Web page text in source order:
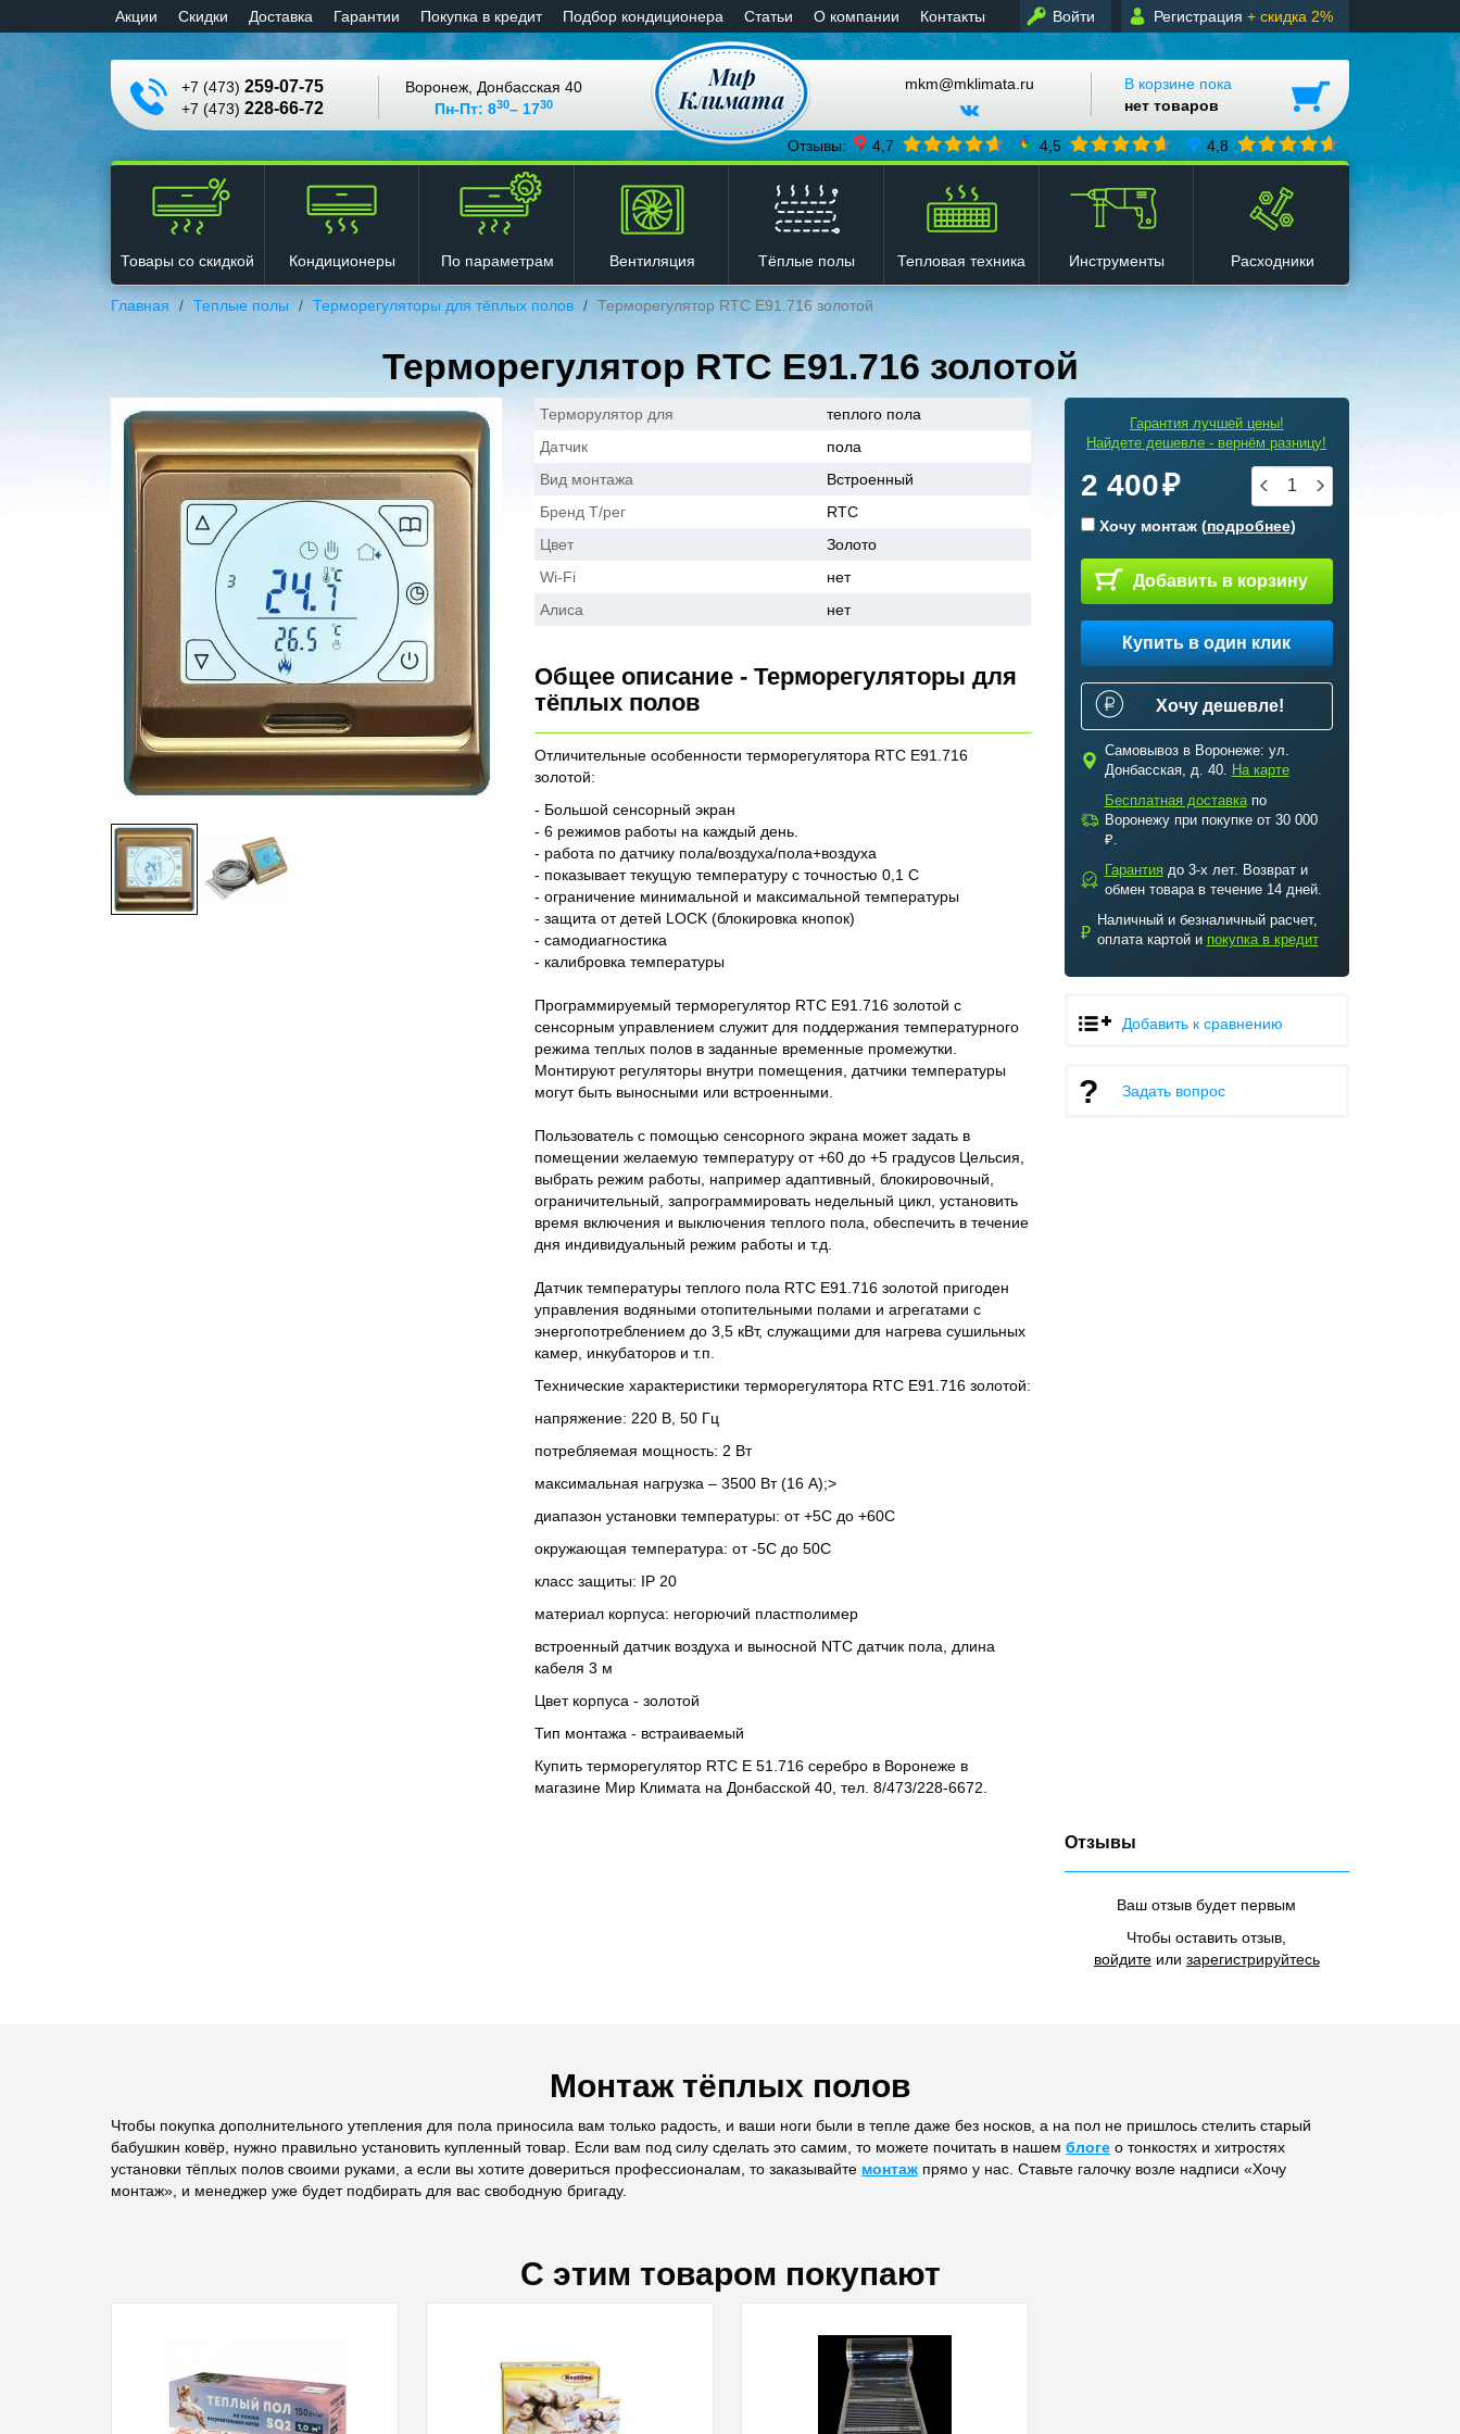
Войти Регистрация + скидка 2%
Aкции Cкидки Доставка Гарантии Покупка в кредит Подбор кондиционера Статьи О компании Контакты
+7 (473) 259-07-75
+7 (473) 228-66-72
Воронеж, Донбасская 40
Пн-Пт: 830– 1730
mkm@mklimata.ru
В корзине пока
нет товаров
Отзывы: 4,7 4,5 4,8
Товары со скидкой Кондиционеры По параметрам Вентиляция Тёплые полы Тепловая техника Инструменты Расходники
Главная Теплые полы Терморегуляторы для тёплых полов Терморегулятор RTC Е91.716 золотой
Терморегулятор RTC Е91.716 золотой
Гарантия лучшей цены!
Найдете дешевле - вернём разницу!
2 400
Хочу монтаж (подробнее)
Добавить в корзину
Купить в один клик
Хочу дешевле!
c
Самовывоз в Воронеже: ул.
Донбасская, д. 40. На карте
a
Бесплатная доставкапо
Воронежу при покупке от 30 000
₽.
b
Гарантиядо 3-х лет. Возврат и
обмен товара в течение 14 дней.
₽
Наличный и безналичный расчет,
оплата картой и покупка в кредит
Добавить к сравнению
Задать вопрос
Терморулятор для
теплого пола
Датчик
пола
Вид монтажа
Встроенный
Бренд Т/рег
RTC
Цвет
Золото
Wi-Fi
нет
Алиса
нет
Общее описание - Терморегуляторы для
тёплых полов
Отличительные особенности терморегулятора RTC E91.716
золотой:
- Большой сенсорный экран
- 6 режимов работы на каждый день.
- работа по датчику пола/воздуха/пола+воздуха
- показывает текущую температуру с точностью 0,1 С
- ограничение минимальной и максимальной температуры
- защита от детей LOCK (блокировка кнопок)
- самодиагностика
- калибровка температуры
Программируемый терморегулятор RTC Е91.716 золотой с
сенсорным управлением служит для поддержания температурного
режима теплых полов в заданные временные промежутки.
Монтируют регуляторы внутри помещения, датчики температуры
могут быть выносными или встроенными.
Пользователь с помощью сенсорного экрана может задать в
помещении желаемую температуру от +60 до +5 градусов Цельсия,
выбрать режим работы, например адаптивный, блокировочный,
ограничительный, запрограммировать недельный цикл, установить
время включения и выключения теплого пола, обеспечить в течение
дня индивидуальный режим работы и т.д.
Датчик температуры теплого пола RTC Е91.716 золотой пригоден
управления водяными отопительными полами и агрегатами с
энергопотреблением до 3,5 кВт, служащими для нагрева сушильных
камер, инкубаторов и т.п.
Технические характеристики терморегулятора RTC E91.716 золотой:
напряжение: 220 В, 50 Гц
потребляемая мощность: 2 Вт
максимальная нагрузка – 3500 Вт (16 А);>
диапазон установки температуры: от +5С до +60С
окружающая температура: от -5С до 50С
класс защиты: IP 20
материал корпуса: негорючий пластполимер
встроенный датчик воздуха и выносной NTC датчик пола, длина
кабеля 3 м
Цвет корпуса - золотой
Тип монтажа - встраиваемый
Купить терморегулятор RTC Е 51.716 серебро в Воронеже в
магазине Мир Климата на Донбасской 40, тел. 8/473/228-6672.
Отзывы
Ваш отзыв будет первым
Чтобы оставить отзыв,
войдитеили зарегистрируйтесь
Монтаж тёплых полов
Чтобы покупка дополнительного утепления для пола приносила вам только радость, и ваши ноги были в тепле даже без носков, а на пол не пришлось стелить старый
бабушкин ковёр, нужно правильно установить купленный товар. Если вам под силу сделать это самим, то можете почитать в нашем блоге о тонкостях и хитростях
установки тёплых полов своими руками, а если вы хотите довериться профессионалам, то заказывайте монтаж прямо у нас. Ставьте галочку возле надписи «Хочу
монтаж», и менеджер уже будет подбирать для вас свободную бригаду.
С этим товаром покупают